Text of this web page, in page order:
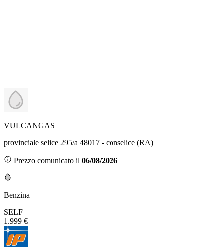
VULCANGAS
provinciale selice 295/a 48017 - conselice (RA)
Prezzo comunicato il 06/08/2026
Benzina
SELF
1.999 €